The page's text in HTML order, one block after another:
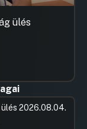
ülés
2026.08.04.